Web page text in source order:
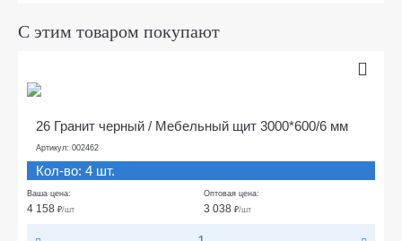
С этим товаром покупают
26 Гранит черный / Мебельный щит 3000*600/6 мм
Артикул: 002462
Кол-во: 4 шт.
Ваша цена:
4 158 ₽/шт
Оптовая цена:
3 038 ₽/шт